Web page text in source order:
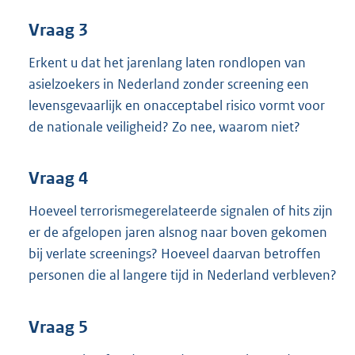
Vraag 3
Erkent u dat het jarenlang laten rondlopen van
asielzoekers in Nederland zonder screening een
levensgevaarlijk en onacceptabel risico vormt voor
de nationale veiligheid? Zo nee, waarom niet?
Vraag 4
Hoeveel terrorismegerelateerde signalen of hits zijn
er de afgelopen jaren alsnog naar boven gekomen
bij verlate screenings? Hoeveel daarvan betroffen
personen die al langere tijd in Nederland verbleven?
Vraag 5